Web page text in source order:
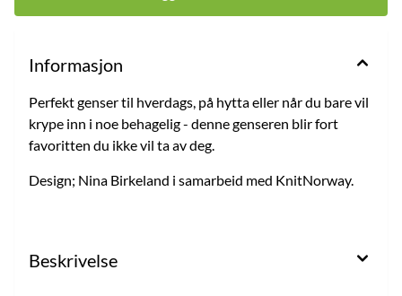
Informasjon
Perfekt genser til hverdags, på hytta eller når du bare vil
krype inn i noe behagelig - denne genseren blir fort
favoritten du ikke vil ta av deg.
Design; Nina Birkeland i samarbeid med KnitNorway.
Beskrivelse